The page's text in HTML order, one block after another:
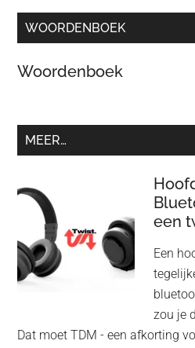
WOORDENBOEK
Woordenboek
MEER…
een
Een
zou je
Dat moet TDM - een afkorting